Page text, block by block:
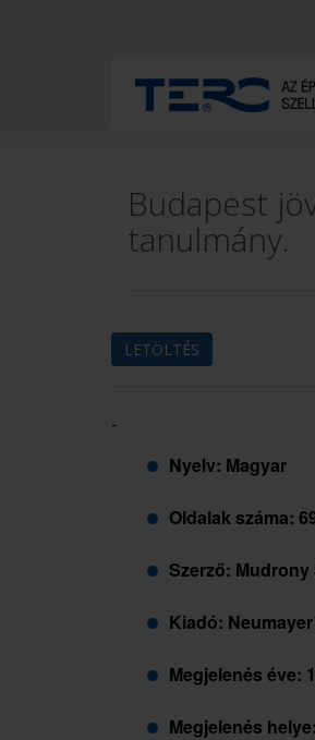
Budapest
tanulmány.
LETÖLTÉS
-
Nyelv: Magyar
Oldalak száma:
Szerző: Mudrony
Kiadó:
Megjelenés éve:
Megjelenés